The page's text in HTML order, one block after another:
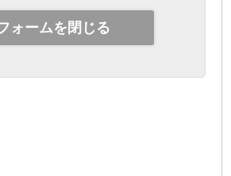
ォームを閉じる